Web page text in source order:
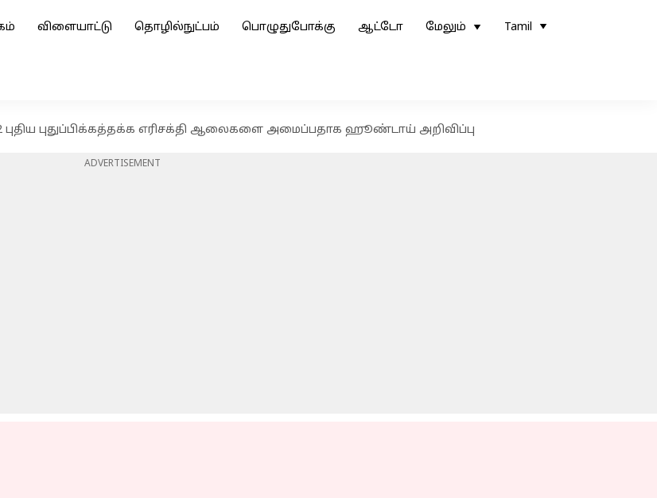
விளையாட்டு தொழில்நுட்பம் பொழுதுபோக்கு ஆட்டோ மேலும் Tamil
புதுப்பிக்கத்தக்க எரிசக்தி ஆலைகளை அமைப்பதாக ஹூண்டாய் அறிவிப்பு
ADVERTISEMENT